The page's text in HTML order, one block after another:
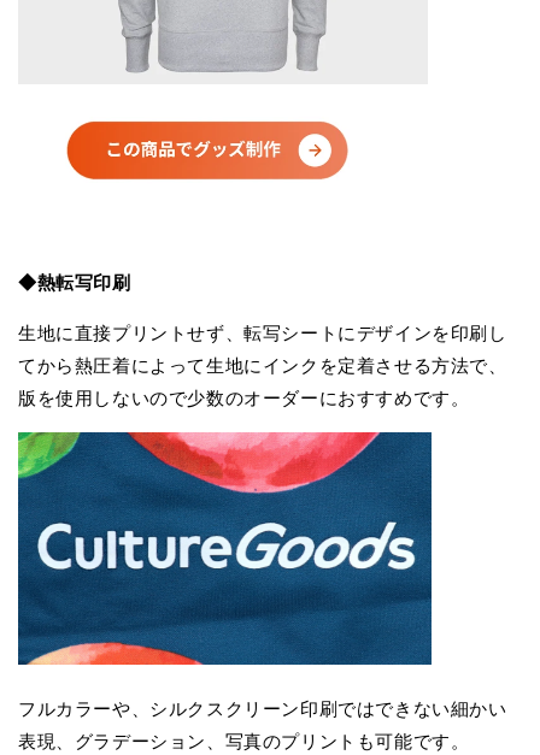
◆熱転写印刷
生地に直接プリントせず、転写シートにデザインを印刷し
てから熱圧着によって生地にインクを定着させる方法で、
版を使用しないので少数のオーダーにおすすめです。
フルカラーや、シルクスクリーン印刷ではできない細かい
表現、グラデーション、写真のプリントも可能です。